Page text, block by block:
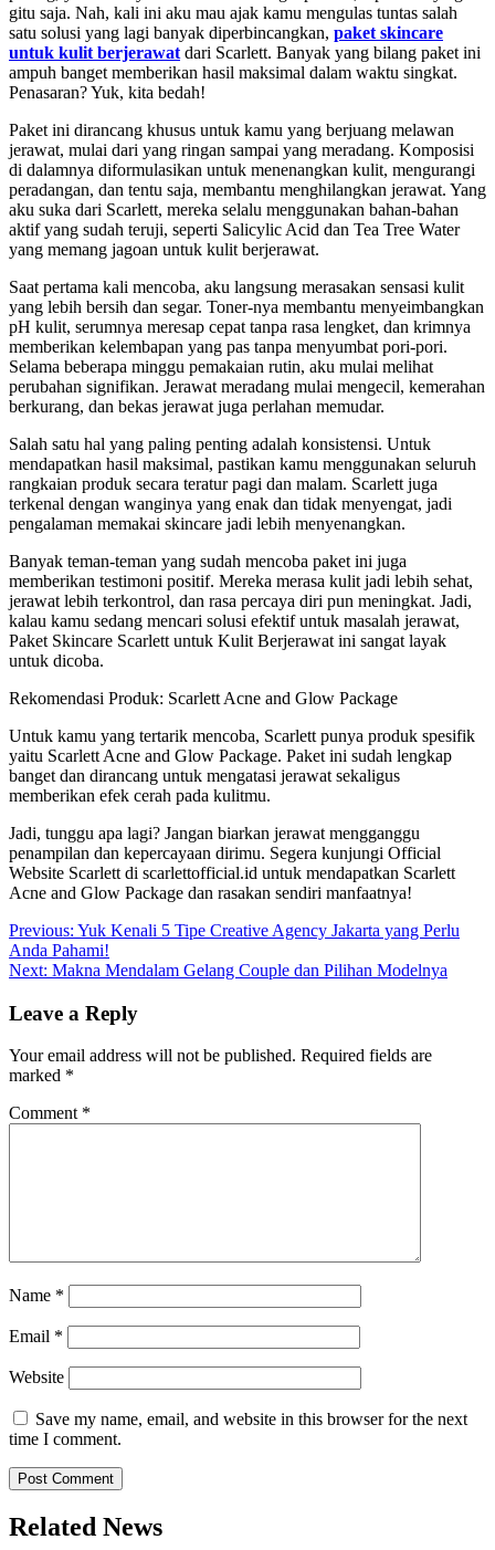
gitu saja. Nah, kali ini aku mau ajak kamu mengulas tuntas salah
satu solusi yang lagi banyak diperbincangkan, paket skincare
untuk kulit berjerawat dari Scarlett. Banyak yang bilang paket ini
ampuh banget memberikan hasil maksimal dalam waktu singkat.
Penasaran? Yuk, kita bedah!
Paket ini dirancang khusus untuk kamu yang berjuang melawan
jerawat, mulai dari yang ringan sampai yang meradang. Komposisi
di dalamnya diformulasikan untuk menenangkan kulit, mengurangi
peradangan, dan tentu saja, membantu menghilangkan jerawat. Yang
aku suka dari Scarlett, mereka selalu menggunakan bahan-bahan
aktif yang sudah teruji, seperti Salicylic Acid dan Tea Tree Water
yang memang jagoan untuk kulit berjerawat.
Saat pertama kali mencoba, aku langsung merasakan sensasi kulit
yang lebih bersih dan segar. Toner-nya membantu menyeimbangkan
pH kulit, serumnya meresap cepat tanpa rasa lengket, dan krimnya
memberikan kelembapan yang pas tanpa menyumbat pori-pori.
Selama beberapa minggu pemakaian rutin, aku mulai melihat
perubahan signifikan. Jerawat meradang mulai mengecil, kemerahan
berkurang, dan bekas jerawat juga perlahan memudar.
Salah satu hal yang paling penting adalah konsistensi. Untuk
mendapatkan hasil maksimal, pastikan kamu menggunakan seluruh
rangkaian produk secara teratur pagi dan malam. Scarlett juga
terkenal dengan wanginya yang enak dan tidak menyengat, jadi
pengalaman memakai skincare jadi lebih menyenangkan.
Banyak teman-teman yang sudah mencoba paket ini juga
memberikan testimoni positif. Mereka merasa kulit jadi lebih sehat,
jerawat lebih terkontrol, dan rasa percaya diri pun meningkat. Jadi,
kalau kamu sedang mencari solusi efektif untuk masalah jerawat,
Paket Skincare Scarlett untuk Kulit Berjerawat ini sangat layak
untuk dicoba.
Rekomendasi Produk: Scarlett Acne and Glow Package
Untuk kamu yang tertarik mencoba, Scarlett punya produk spesifik
yaitu Scarlett Acne and Glow Package. Paket ini sudah lengkap
banget dan dirancang untuk mengatasi jerawat sekaligus
memberikan efek cerah pada kulitmu.
Jadi, tunggu apa lagi? Jangan biarkan jerawat mengganggu
penampilan dan kepercayaan dirimu. Segera kunjungi Official
Website Scarlett di scarlettofficial.id untuk mendapatkan Scarlett
Acne and Glow Package dan rasakan sendiri manfaatnya!
Post
navigation
Previous: Yuk Kenali 5 Tipe Creative Agency Jakarta yang Perlu
Anda Pahami!
Next: Makna Mendalam Gelang Couple dan Pilihan Modelnya
Leave a Reply
Your email address will not be published. Required fields are
marked *
Comment *
Name *
Email *
Website
Save my name, email, and website in this browser for the next
time I comment.
Related News